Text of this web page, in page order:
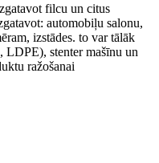
filcu un citus
automobiļu salonu,
izstādes. to var tālāk
LDPE), stenter mašīnu un
ražošanai